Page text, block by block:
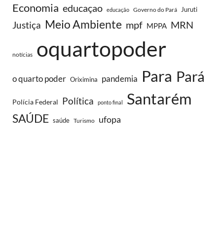
Economia educaçao educação Governo do Pará Juruti
Justiça Meio Ambiente mpf MPPA MRN
notícias oquartopoder
o quarto poder Oriximina pandemia Para Pará
Polícia Federal Política ponto final Santarém
SAÚDE saúde Turismo ufopa